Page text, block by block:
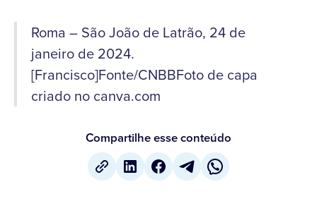
Roma – São João de Latrão, 24 de
janeiro de 2024.
[Francisco]Fonte/CNBBFoto de capa
criado no canva.com
Compartilhe esse conteúdo